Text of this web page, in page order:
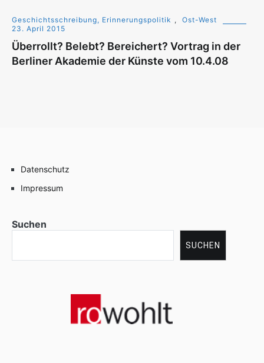
Geschichtsschreibung, Erinnerungspolitik ,
Ost-West
23. April 2015
Überrollt? Belebt? Bereichert? Vortrag in der
Berliner Akademie der Künste vom 10.4.08
Datenschutz
Impressum
Suchen
SUCHEN